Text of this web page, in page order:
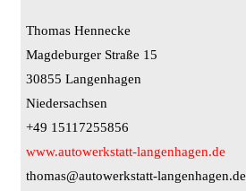
Thomas Hennecke
Magdeburger Straße 15
30855 Langenhagen
Niedersachsen
+49 15117255856
www.autowerkstatt-langenhagen.de
thomas@autowerkstatt-langenhagen.de